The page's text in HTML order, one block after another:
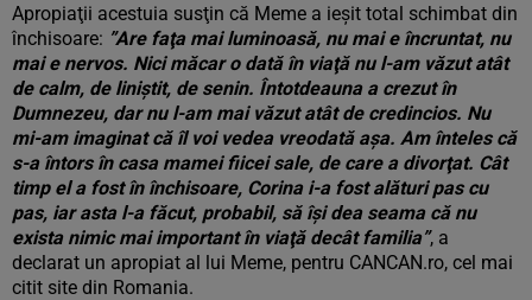
Apropiaţii acestuia susţin că Meme a ieşit total schimbat din
închisoare: ”Are faţa mai luminoasă, nu mai e încruntat, nu
mai e nervos. Nici măcar o dată în viaţă nu l-am văzut atât
de calm, de liniştit, de senin. Întotdeauna a crezut în
Dumnezeu, dar nu l-am mai văzut atât de credincios. Nu
mi-am imaginat că îl voi vedea vreodată aşa. Am înteles că
s-a întors în casa mamei fiicei sale, de care a divorţat. Cât
timp el a fost în închisoare, Corina i-a fost alături pas cu
pas, iar asta l-a făcut, probabil, să îşi dea seama că nu
exista nimic mai important în viaţă decât familia”, a
declarat un apropiat al lui Meme, pentru CANCAN.ro, cel mai
citit site din Romania.